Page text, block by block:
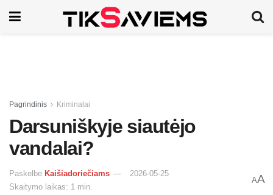
Pagrindinis Kriminalai
Darsuniškyje siautėjo
vandalai?
Paskelbė Kaišiadoriečiams
2026-05-25
Skaitymo laikas: 1 min.
AA